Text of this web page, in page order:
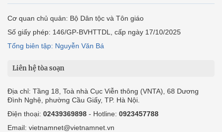
Cơ quan chủ quản: Bộ Dân tộc và Tôn giáo
Số giấy phép: 146/GP-BVHTTDL, cấp ngày 17/10/2025
Tổng biên tập: Nguyễn Văn Bá
Liên hệ tòa soạn
Địa chỉ: Tầng 18, Toà nhà Cục Viễn thông (VNTA), 68 Dương
Đình Nghệ, phường Cầu Giấy, TP. Hà Nội.
Điện thoại: 02439369898 - Hotline: 0923457788
Email: vietnamnet@vietnamnet.vn